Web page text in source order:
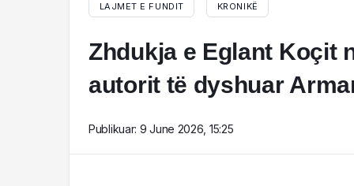
LAJMET E FUNDIT KRONIKË
Zhdukja e Eglant Koçit
autorit të dyshuar
Publikuar: 9 June 2026, 15:25